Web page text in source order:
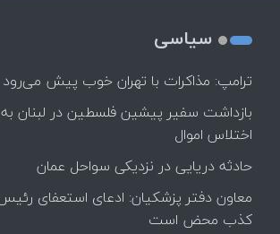
سیاسی
ترامپ: مذاکرات با تهران خوب پیش می‌رود
بازداشت سفیر پیشین فلسطین در لبنان به
اختلاس اموال
حادثه دریایی در نزدیکی سواحل عمان
معاون دفتر پزشکیان: ادعای استعفای
کذب محض است